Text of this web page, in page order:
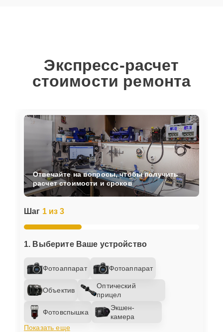
Экспресс-расчет
стоимости ремонта
Шаг 1 из 3
1. Выберите Ваше устройство
Фотоаппарат Фотоаппарат
Объектив
Оптический
прицел
Фотовспышка
Экшен-
камера
Показать еще
Отвечайте на вопросы, чтобы получить
расчет стоимости и сроков